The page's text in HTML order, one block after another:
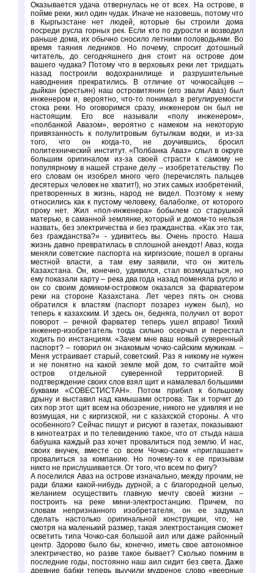
Оказывается удача отвернулась не от всех. На острове, в
пойме реки, жил один чудак. Иначе не назовешь, потому что
в Кыргызстане нет людей, которые бы строили дома
посреди русла горных рек. Если кто по дурости и возводил
раньше дома, их обычно сносило летними половодьями. Во
время таяния ледников. Но почему, спросит дотошный
читатель, до сегодняшнего дня стоит на острове дом
вашего чудака? Потому что в верховьях реки лет тридцать
назад построили водохранилище и разрушительные
наводнения прекратились. В отличие от чочкосайцев –
дыйкан (крестьян) наш островитянин (его звали Аваз) был
инженером и, вероятно, что-то понимал в регулируемости
стока реки. Но оговоримся сразу, инженером он был не
настоящим. Его все называли «полу инженером»,
«полбанкой Авазом», вероятно с намеком на некоторую
привязанность к полулитровым бутылкам водки, и из-за
того, что он когда-то, не доучившись, бросил
политехнический институт. «Полбанка Аваз» слыл в округе
большим оригиналом из-за своей страсти к самому не
популярному в нашей стране делу – изобретательству. По
его словам он изобрел много чего (перечислять пальцев
десятерых человек не хватит!), но этих самых изобретений,
претворенных в жизнь, народ не видел. Поэтому к нему
относились как к пустому человеку, балаболке, от которого
проку нет. Жил «пол-инженера» бобылем со старушкой
матерью, в саманной землянке, который и домом-то нельзя
назвать, без электричества и без гражданства. «Как это так,
без гражданства?» - удивитесь вы. Очень просто. Наша
жизнь давно превратилась в сплошной анекдот! Аваз, когда
меняли советские паспорта на киргизские, пошел в органы
местной власти, а там ему заявили, что он житель
Казахстана. Он, конечно, удивился, стал возмущаться, но
ему показали карту – река два года назад поменяла русло и
он со своим домиком-островком оказался за фарватером
реки на стороне Казахстана. Лет через пять он снова
обратился к властям (паспорт позарез нужен был), но
теперь к казахским. И здесь он, бедняга, получил от ворот
поворот – речной фарватер теперь ушел вправо! Тихий
инженер-изобретатель тогда сильно осерчал и перестал
ходить по инстанциям. «Зачем мне ваш новый суверенный
паспорт? – говорил он знакомым чочко-сайским мужикам. –
Меня устраивает старый, советский. Раз я никому не нужен
и не понятно на какой земле мой дом, то считайте мой
остров отдельной суверенной территорией. В
подтверждение своих слов взял щит и намалевал большими
буквами «СОВЕСТИСТАН». Потом прибил к большому
дрыну и выставил над камышами острова. Так и торчит до
сих пор этот щит всем на обозрение, никого не удивляя и не
возмущая, ни с киргизской, ни с казахской стороны. А что
особенного? Сейчас пишут и рисуют в газетах, показывают
в кинотеатрах и по телевидению такое, что от стыда наша
бабушка каждый раз хочет провалиться под землю. И нас,
своих внучек, вместе со всем Чочко-саем «приглашает»
провалиться за компанию. Но почему-то к ее призывам
никто не прислушивается. От того, что всем по фигу?
А поселился Аваз на острове изначально, между прочим, не
ради блажи какой-нибудь дурной, а с благородной целью,
желанием осуществить главную мечту своей жизни –
построить на реке мини-электростанцию. Причем, по
словам непризнанного изобретателя, он ее задумал
сделать настолько оригинальной конструкции, что, не
смотря на маленький размер, такая электростанция сможет
осветить типа Чочко-сая большой аил или даже районный
центр. Здорово было бы, конечно, иметь свое автономное
электричество, но разве такое бывает? Сколько помним в
последние годы, постоянно наш аил сидит без света. Даже
древние бабки теперь выучили мудреное слово «веерные